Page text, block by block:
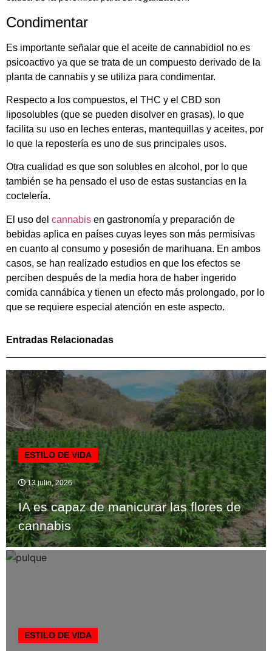
Condimentar
Es importante señalar que el aceite de cannabidiol no es
psicoactivo ya que se trata de un compuesto derivado de la
planta de cannabis y se utiliza para condimentar.
Respecto a los compuestos, el THC y el CBD son
liposolubles (que se pueden disolver en grasas), lo que
facilita su uso en leches enteras, mantequillas y aceites, por
lo que la repostería es uno de sus principales usos.
Otra cualidad es que son solubles en alcohol, por lo que
también se ha pensado el uso de estas sustancias en la
coctelería.
El uso del cannabis en gastronomía y preparación de
bebidas aplica en países cuyas leyes son más permisivas
en cuanto al consumo y posesión de marihuana. En ambos
casos, se han realizado estudios en que los efectos se
perciben después de la media hora de haber ingerido
comida cannábica y tienen un efecto más prolongado, por lo
que se requiere especial atención en este aspecto.
Entradas Relacionadas
ESTILO DE VIDA
13 julio, 2026
IA es capaz de manicurar las flores de
cannabis
ESTILO DE VIDA